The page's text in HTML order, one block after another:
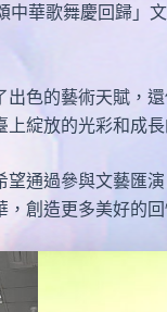
華歌舞慶回歸」
色的藝術天賦，
綻放的光彩和成長
通過參與文藝匯
創造更多美好的回